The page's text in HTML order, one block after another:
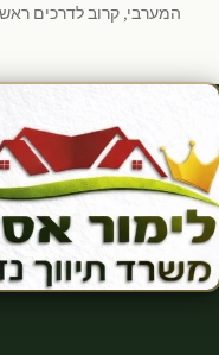
המערבי, קרוב לדרכים ראשיות